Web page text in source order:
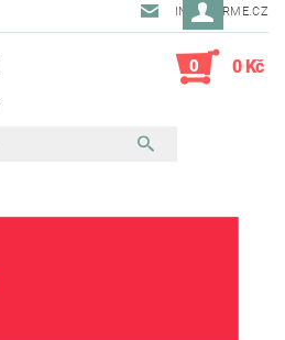
INFO@ARME.CZ
0 0 Kč